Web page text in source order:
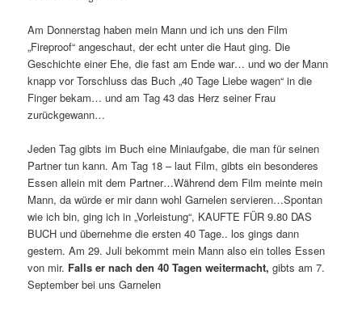
Am Donnerstag haben mein Mann und ich uns den Film
„Fireproof“ angeschaut, der echt unter die Haut ging. Die
Geschichte einer Ehe, die fast am Ende war… und wo der Mann
knapp vor Torschluss das Buch „40 Tage Liebe wagen“ in die
Finger bekam… und am Tag 43 das Herz seiner Frau
zurückgewann…
Jeden Tag gibts im Buch eine Miniaufgabe, die man für seinen
Partner tun kann. Am Tag 18 – laut Film, gibts ein besonderes
Essen allein mit dem Partner…Während dem Film meinte mein
Mann, da würde er mir dann wohl Garnelen servieren…Spontan
wie ich bin, ging ich in „Vorleistung“, KAUFTE FÜR 9.80 DAS
BUCH und übernehme die ersten 40 Tage.. los gings dann
gestern. Am 29. Juli bekommt mein Mann also ein tolles Essen
von mir. Falls er nach den 40 Tagen weitermacht,gibts am 7.
September bei uns Garnelen